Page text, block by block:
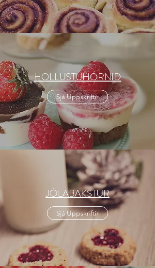
HOLLUSTUHORNIÐ
Sjá Uppskriftir
JÓLABAKSTUR
Sjá Uppskriftir